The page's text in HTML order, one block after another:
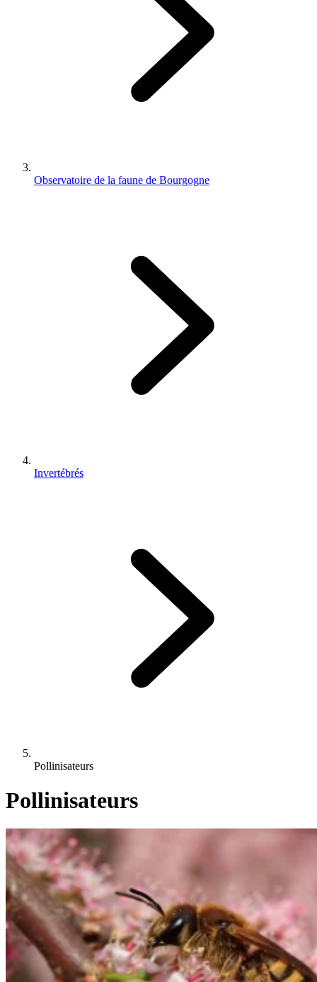
Observatoire de la faune de Bourgogne
Invertébrés
Pollinisateurs
Pollinisateurs